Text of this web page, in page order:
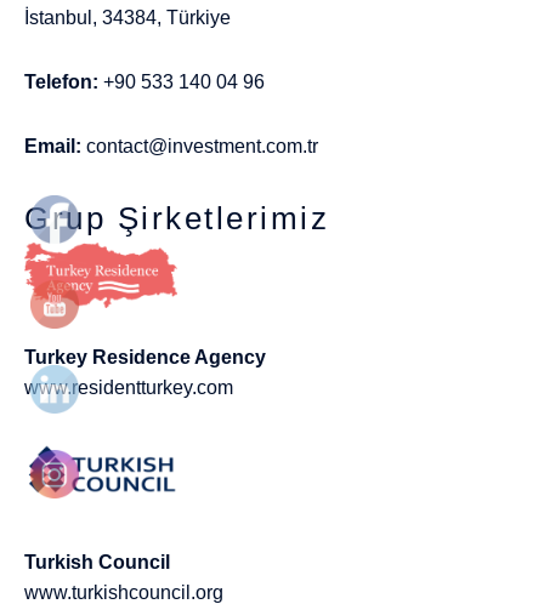
İstanbul, 34384, Türkiye
Telefon: +90 533 140 04 96
Email: contact@investment.com.tr
Grup Şirketlerimiz
Turkey Residence Agency
www.residentturkey.com
Turkish Council
www.turkishcouncil.org